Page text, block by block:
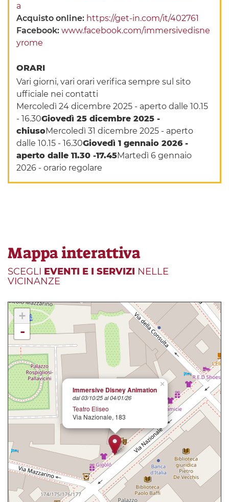
a
Acquisto online: https://get-in.com/it/402761
Facebook:www.facebook.com/immersivedisne
yrome
ORARI
Vari giorni, vari orari verifica sempre sul sito
ufficiale nei contatti
Mercoledì 24 dicembre 2025 - aperto dalle 10.15
- 16.30Giovedì 25 dicembre 2025 -
chiusoMercoledì 31 dicembre 2025 - aperto
dalle 10.15 - 16.30Giovedì 1 gennaio 2026 -
aperto dalle 11.30 -17.45Martedì 6 gennaio
2026 - orario regolare
Mappa interattiva
SCEGLI EVENTI E I SERVIZI NELLE
VICINANZE
×
Immersive Disney Animation
dal 03/10/25 al 04/01/26
Teatro Eliseo
Via Nazionale, 183
+
-